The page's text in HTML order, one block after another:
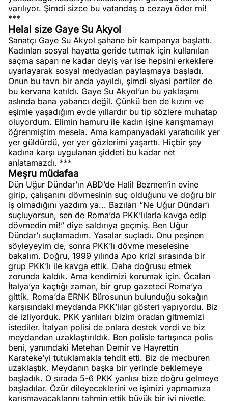
varılıyor. Şimdi sizce bu vatandaş o cezayı öder mi!
***
Helal size Gaye Su Akyol
Sanatçı Gaye Su Akyol şahane bir kampanya başlattı.
Kadınları sosyal hayatta geride tutmak için kullanılan
saçma sapan ne kadar deyiş var ise hepsini erkeklere
uyarlayarak sosyal medyadan paylaşmaya başladı.
Onun bu tavrı bir anda yayıldı, şimdi siyasi partiler de
bu kervana katıldı. Gaye Su Akyol’un bu yaklaşımı
aslında bana yabancı değil. Çünkü ben de kızım ve
eşimle yaşadığım evde yıllardır bu tip sözlere muhatap
oluyordum. Elimin hamuru ile kadın işine karışmamayı
öğrenmiştim mesela. Ama kampanyadaki yaratıcılık yer
yer güldürdü, yer yer gözlerimi yaşarttı. Hiçbir şey
kadına karşı uygulanan şiddeti bu kadar net
anlatamazdı. ***
Meşru müdafaa
Dün Uğur Dündar’ın ABD’de Halil Bezmen’in evine
girip, çalışanını dövmesinin suç olduğunu ve doğru bir
iş olmadığını yazdım ya... Bazıları “Ne Uğur Dündar’ı
suçluyorsun, sen de Roma’da PKK’lılarla kavga edip
dövmedin mi!” diye saldırıya geçmiş. Ben Uğur
Dündar’ı suçlamadım. Yasalar suçladı. Onu peşinen
söyleyeyim de, sonra PKK’lı dövme meselesine
bakalım. Doğru, 1999 yılında Apo krizi sırasında bir
grup PKK’lı ile kavga ettik. Daha doğrusu etmek
zorunda kaldık. Ama kendimizi korumak için. Öcalan
İtalya’ya kaçtığı zaman, bir grup gazeteci Roma’ya
gittik. Roma’da ERNK Bürosunun bulunduğu sokağın
karşısındaki meydanda PKK’lılar gösteri yapıyordu. Biz
de izliyorduk. PKK yanlıları bizim oradan gitmemizi
istediler. İtalyan polisi de onlara destek verdi ve biz
meydandan uzaklaştırıldık. Ben polisle tartışınca polis
beni, yanımdaki Metehan Demir ve Hayrettin
Karateke’yi tutuklamakla tehdit etti. Biz de mecburen
uzaklaştık. Meydanın başka bir yerinde beklemeye
başladık. O sırada 5-6 PKK yanlısı bize doğru gelmeye
başladılar. Özür dileyeceklerini ve işimizi yapmamıza
karışmayacaklarını tahmin ettik büyük bir iyi niyetle.